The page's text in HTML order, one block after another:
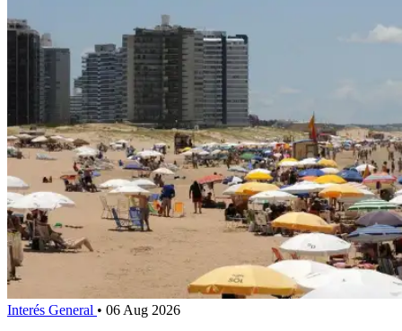
Interés General • 06 Aug 2026